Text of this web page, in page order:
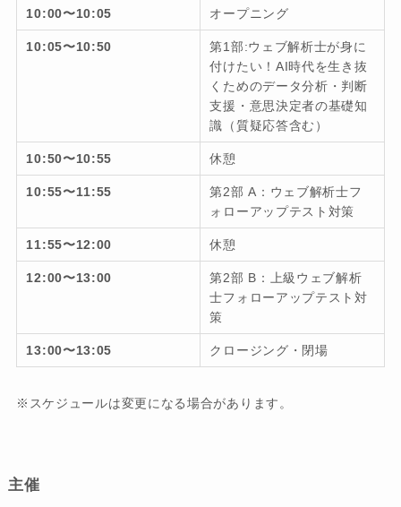
10:00〜10:05 オープニング
10:05〜10:50
第1部:ウェブ解析士が身に
付けたい！AI時代を生き抜
くためのデータ分析・判断
支援・意思決定者の基礎知
識（質疑応答含む）
10:50〜10:55 休憩
10:55〜11:55
第2部 A：ウェブ解析士フ
ォローアップテスト対策
11:55〜12:00 休憩
12:00〜13:00
第2部 B：上級ウェブ解析
士フォローアップテスト対
策
13:00〜13:05 クロージング・閉場
※スケジュールは変更になる場合があります。
主催